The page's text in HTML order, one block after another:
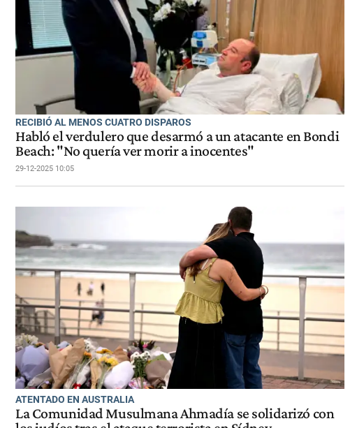
RECIBIÓ AL MENOS CUATRO DISPAROS
Habló el verdulero que desarmó a un atacante en Bondi
Beach: "No quería ver morir a inocentes"
29-12-2025 10:05
ATENTADO EN AUSTRALIA
La Comunidad Musulmana Ahmadía se solidarizó con